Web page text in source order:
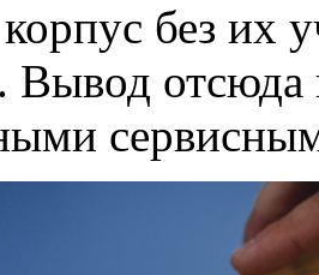
без их
Вывод